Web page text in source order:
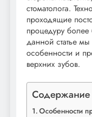
стоматолога.
проходящие
процедуру
данной статье
особенности и
верхних зубов.
Содержание
Особенности